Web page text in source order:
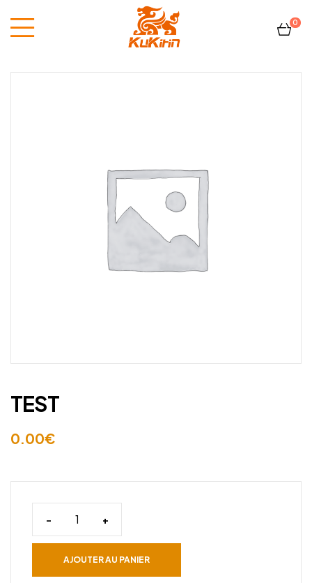
Kukirin
0
TEST
0.00€
- +
AJOUTER AU PANIER